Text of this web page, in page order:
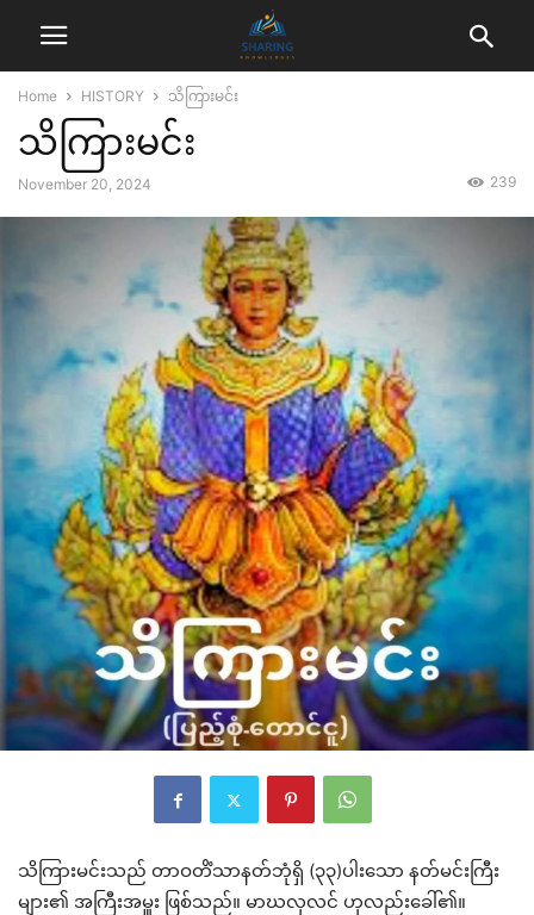
Home HISTORY သိကြားမင်း
သိကြားမင်း
November 20, 2024 239
သိကြားမင်းသည် တာဝတိံသာနတ်ဘုံရှိ (၃၃)ပါးသော နတ်မင်းကြီး
များ၏ အကြီးအမှူး ဖြစ်သည်။ မာဃလုလင် ဟုလည်းခေါ်၏။